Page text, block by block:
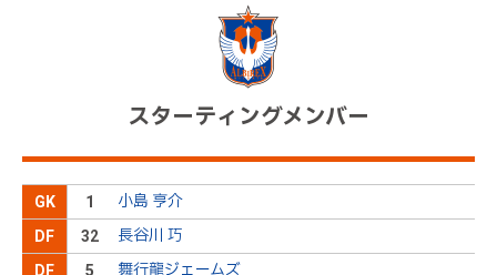
１９草野ＯＵＴ→２１上原慎ＩＮ
高木がＩシノヅカからの縦パスを受けると、右サイ
ドの敵陣深くから右足でグラウンダーのクロスを送
後半33分
三戸が舞行龍ジェームズからのスルーパスを受ける
ロスを送る。しかし、相手に頭でクリアされてしま
う
後半30分 ２２松田ＯＵＴ→１４三戸ＩＮ
スターティングメンバー
GK 1 小島 亨介
DF 32 長谷川 巧
DF 5 舞行龍ジェームズ